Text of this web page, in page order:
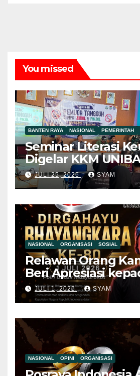
You missed
BANTEN RAYA NASIONAL PEMERINTAH
Seminar Literasi
Digelar KKM
Pemdes Mekar
Pemuda Diajak
KKM UNIBA Ajak
JULI 25, 2026 SYAM
NASIONAL ORGANISASI SOSIAL
Relawan Orang
Beri Apresiasi
Hari Bhayangkara
Sinergitas
JULI 1, 2026 SYAM
NASIONAL OPINI ORGANISASI